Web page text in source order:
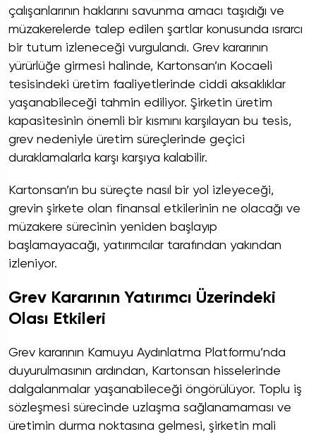
çalışanlarının haklarını savunma amacı taşıdığı ve
müzakerelerde talep edilen şartlar konusunda ısrarcı
bir tutum izleneceği vurgulandı. Grev kararının
yürürlüğe girmesi halinde, Kartonsan’ın Kocaeli
tesisindeki üretim faaliyetlerinde ciddi aksaklıklar
yaşanabileceği tahmin ediliyor. Şirketin üretim
kapasitesinin önemli bir kısmını karşılayan bu tesis,
grev nedeniyle üretim süreçlerinde geçici
duraklamalarla karşı karşıya kalabilir.
Kartonsan’ın bu süreçte nasıl bir yol izleyeceği,
grevin şirkete olan finansal etkilerinin ne olacağı ve
müzakere sürecinin yeniden başlayıp
başlamayacağı, yatırımcılar tarafından yakından
izleniyor.
Grev Kararının Yatırımcı Üzerindeki
Olası Etkileri
Grev kararının Kamuyu Aydınlatma Platformu’nda
duyurulmasının ardından, Kartonsan hisselerinde
dalgalanmalar yaşanabileceği öngörülüyor. Toplu iş
sözleşmesi sürecinde uzlaşma sağlanamaması ve
üretimin durma noktasına gelmesi, şirketin mali